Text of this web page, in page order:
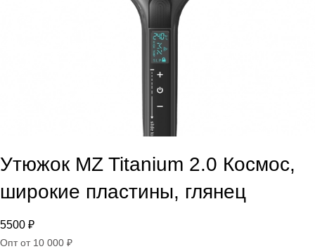
Утюжок MZ Titanium 2.0 Космос,
широкие пластины, глянец
5500 ₽
Опт от 10 000 ₽